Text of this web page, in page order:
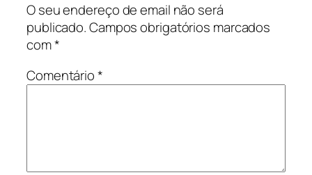
O seu endereço de email não será
publicado.Campos obrigatórios marcados
com*
Comentário*